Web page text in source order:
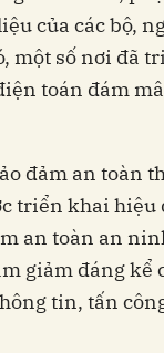
của các bộ,
một số nơi đã
toán đám
đảm an toàn
triển khai hiệu
an toàn an
giảm đáng kể
tin, tấn